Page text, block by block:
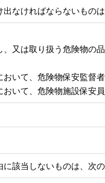
なければならないものは
又は取り扱う危険物の
いて、危険物保安監督者
いて、危険物施設保安員
該当しないものは、次の